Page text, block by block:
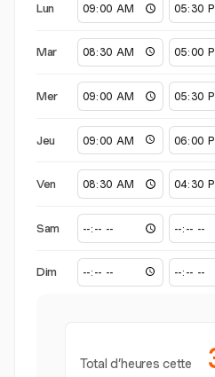
Lun
Mar
Mer
Jeu
Ven
Sam
Dim
Total d’heures cette